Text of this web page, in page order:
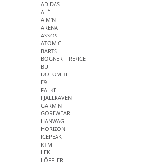
ADIDAS
ALÉ
AIM'N
ARENA
ASSOS
ATOMIC
BARTS
BOGNER FIRE+ICE
BUFF
DOLOMITE
E9
FALKE
FJÄLLRÄVEN
GARMIN
GOREWEAR
HANWAG
HORIZON
ICEPEAK
KTM
LEKI
LÖFFLER